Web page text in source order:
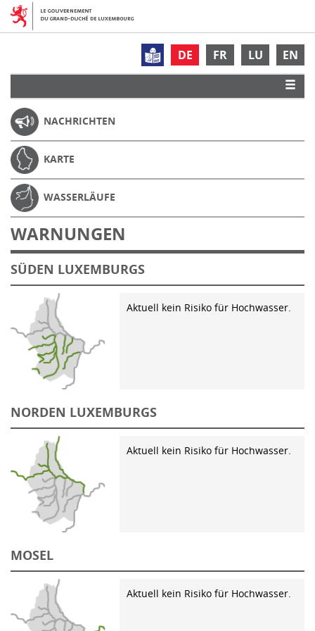
DE FR LU EN
NACHRICHTEN
KARTE
WASSERLÄUFE
WARNUNGEN
SÜDEN LUXEMBURGS
Aktuell kein Risiko für Hochwasser.
NORDEN LUXEMBURGS
Aktuell kein Risiko für Hochwasser.
MOSEL
Aktuell kein Risiko für Hochwasser.